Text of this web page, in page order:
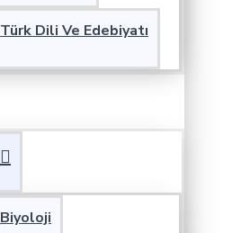
Türk Dili Ve Edebiyatı
Biyoloji